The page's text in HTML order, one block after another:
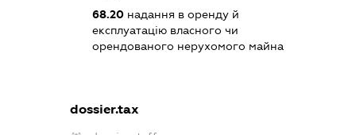
68.20надання в оренду й
експлуатацію власного чи
орендованого нерухомого майна
dossier.tax